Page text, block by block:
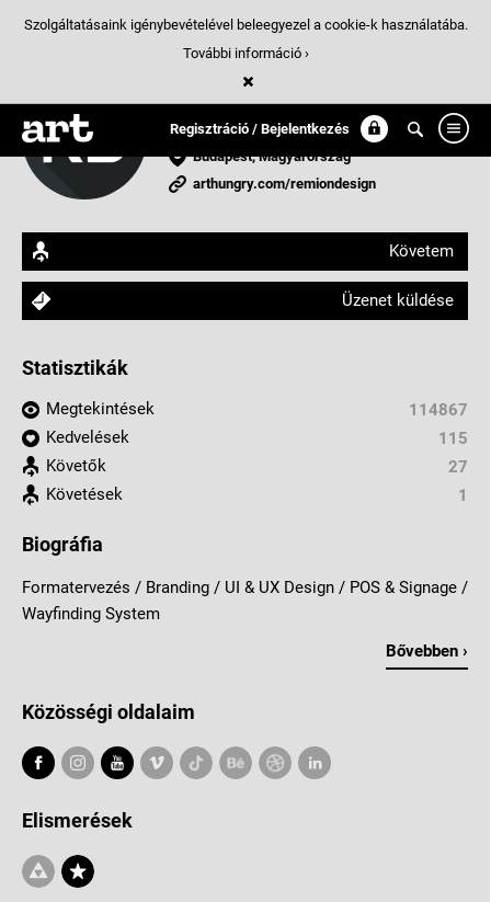
Regisztráció / Bejelentkezés
REMION Design Studio
Design Studio
Budapest, Magyarország
arthungry.com/remiondesign
Követem
Üzenet küldése
Statisztikák
Megtekintések
114867
Kedvelések
115
Követők
27
Követések
1
Biográfia
Formatervezés / Branding / UI & UX Design / POS & Signage /
Wayfinding System
Bővebben ›
Közösségi oldalaim
Elismerések
Szolgáltatásaink igénybevételével beleegyezel a cookie-k használatába.
További információ ›